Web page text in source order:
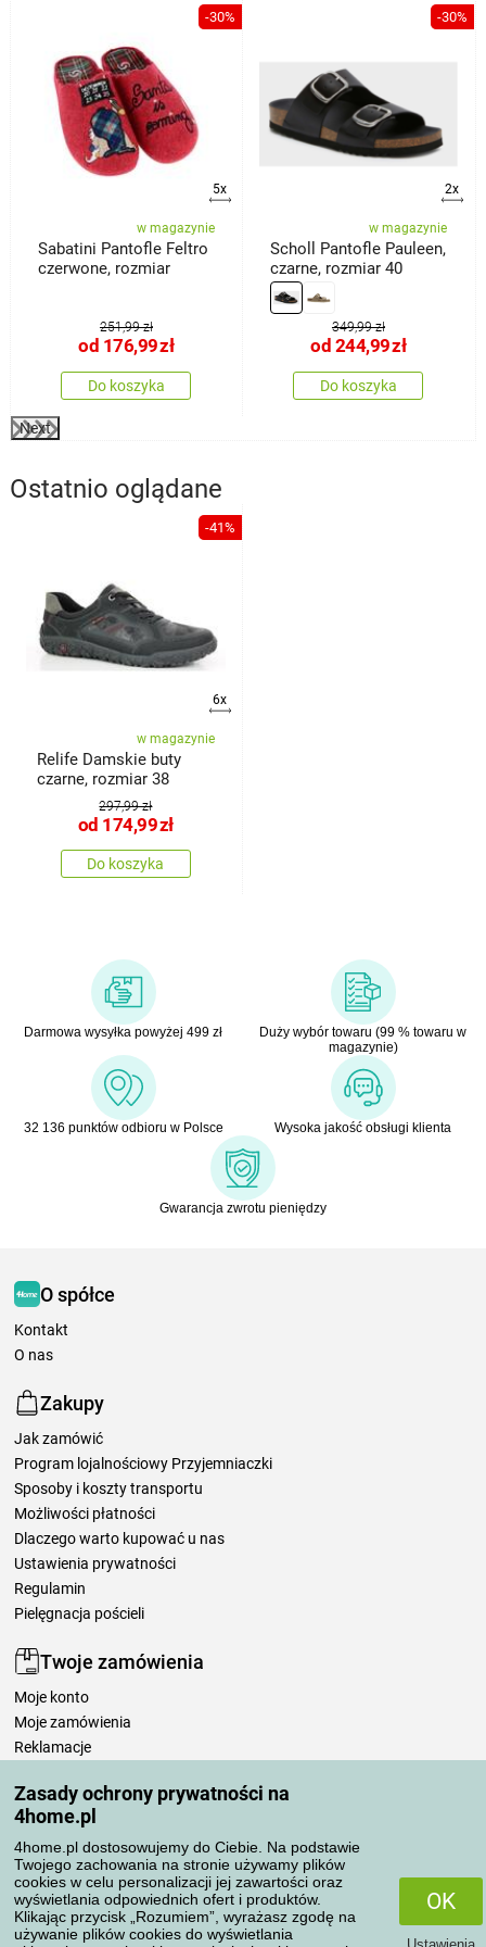
Zasady ochrony prywatności na
4home.pl
4home.pl dostosowujemy do Ciebie. Na podstawie
Twojego zachowania na stronie używamy plików
cookies w celu personalizacji jej zawartości oraz
wyświetlania odpowiednich ofert i produktów.
Klikając przycisk „Rozumiem”, wyrażasz zgodę na
używanie plików cookies do wyświetlania
OK
-30%
5x
w magazynie
Sabatini Pantofle Feltro
czerwone, rozmiar
251,99 zł
od 176,99zł
Do koszyka
-30%
2x
w magazynie
Scholl Pantofle Pauleen,
czarne, rozmiar 40
349,99 zł
od 244,99zł
Do koszyka
Next
Ostatnio oglądane
-41%
6x
w magazynie
Relife Damskie buty
czarne, rozmiar 38
297,99 zł
od 174,99zł
Do koszyka
Darmowa wysyłka powyżej 499 zł
Duży wybór towaru (99 % towaru w
magazynie)
32 136 punktów odbioru w Polsce Wysoka jakość obsługi klienta
Gwarancja zwrotu pieniędzy
O spółce
Kontakt
O nas
Zakupy
Jak zamówić
Program lojalnościowy Przyjemniaczki
Sposoby i koszty transportu
Możliwości płatności
Dlaczego warto kupować u nas
Ustawienia prywatności
Regulamin
Pielęgnacja pościeli
Twoje zamówienia
Moje konto
Moje zamówienia
Reklamacje
Zasady przetwarzania recenzji
Sposoby transportu
Metody płatności